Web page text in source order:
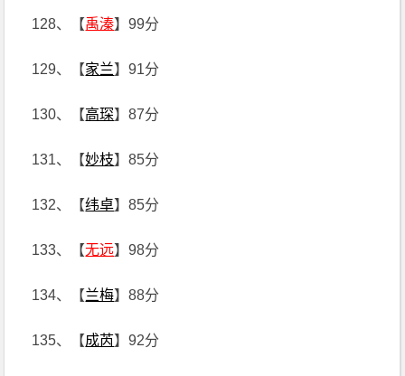
128、【禹溱】99分
129、【家兰】91分
130、【高琛】87分
131、【妙枝】85分
132、【纬卓】85分
133、【无远】98分
134、【兰梅】88分
135、【成芮】92分